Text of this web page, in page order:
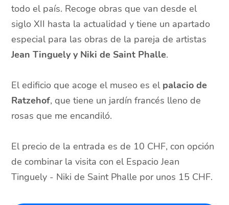
todo el país. Recoge obras que van desde el
siglo XII hasta la actualidad y tiene un apartado
especial para las obras de la pareja de artistas
Jean Tinguely y Niki de Saint Phalle.
El edificio que acoge el museo es el palacio de
Ratzehof, que tiene un jardín francés lleno de
rosas que me encandiló.
El precio de la entrada es de 10 CHF, con opción
de combinar la visita con el Espacio Jean
Tinguely - Niki de Saint Phalle por unos 15 CHF.